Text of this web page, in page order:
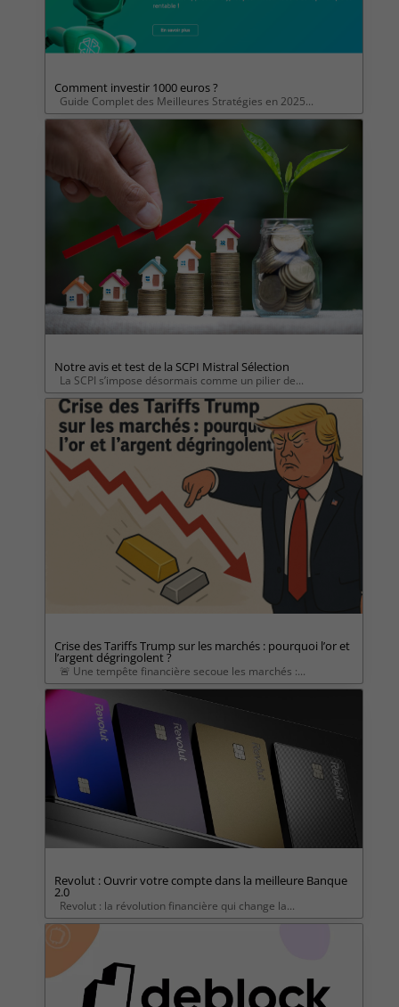
Comment investir 1000 euros ?
Guide Complet des Meilleures Stratégies en 2025...
Notre avis et test de la SCPI Mistral Sélection
La SCPI s’impose désormais comme un pilier de...
Crise des Tariffs Trump sur les marchés : pourquoi l’or et
l’argent dégringolent ?
🚨 Une tempête financière secoue les marchés :...
Revolut : Ouvrir votre compte dans la meilleure Banque
2.0
Revolut : la révolution financière qui change la...